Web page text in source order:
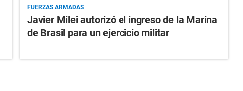
FUERZAS ARMADAS
Javier Milei autorizó el ingreso de la Marina
de Brasil para un ejercicio militar